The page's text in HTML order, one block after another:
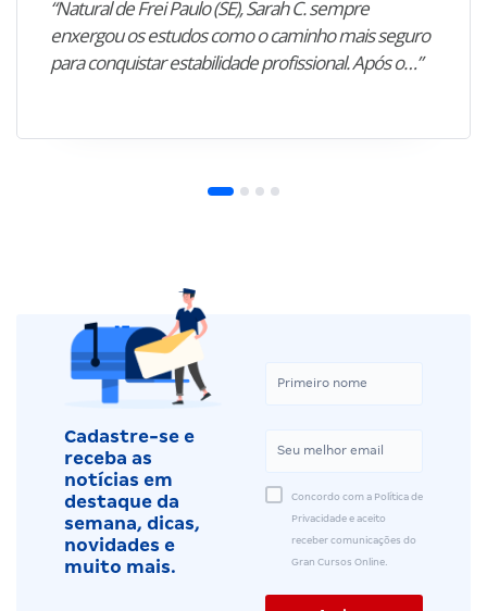
“Natural de Frei Paulo (SE), Sarah C. sempre
enxergou os estudos como o caminho mais seguro
para conquistar estabilidade profissional. Após o…”
Cadastre-se e
receba as
notícias em
destaque da
semana, dicas,
novidades e
muito mais.
Concordo com a Política de
Privacidade e aceito
receber comunicações do
Gran Cursos Online.